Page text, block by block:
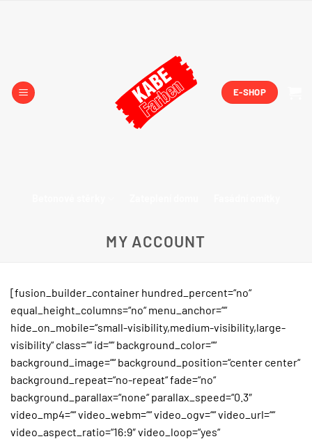
E-SHOP
MY ACCOUNT
[fusion_builder_container hundred_percent=“no“
equal_height_columns=“no“ menu_anchor=““
hide_on_mobile=“small-visibility,medium-visibility,large-
visibility“ class=““ id=““ background_color=““
background_image=““ background_position=“center center“
background_repeat=“no-repeat“ fade=“no“
background_parallax=“none“ parallax_speed=“0.3″
video_mp4=““ video_webm=““ video_ogv=““ video_url=““
video_aspect_ratio=“16:9″ video_loop=“yes“